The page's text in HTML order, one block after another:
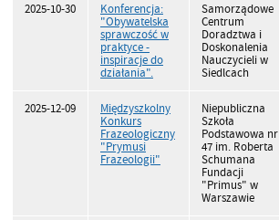
2025-10-30
Konferencja:
"Obywatelska
sprawczość w
praktyce -
inspiracje do
działania".
Samorządowe
Centrum
Doradztwa i
Doskonalenia
Nauczycieli w
Siedlcach
2025-12-09
Międzyszkolny
Konkurs
Frazeologiczny
"Prymusi
Frazeologii"
Niepubliczna
Szkoła
Podstawowa nr
47 im. Roberta
Schumana
Fundacji
"Primus" w
Warszawie